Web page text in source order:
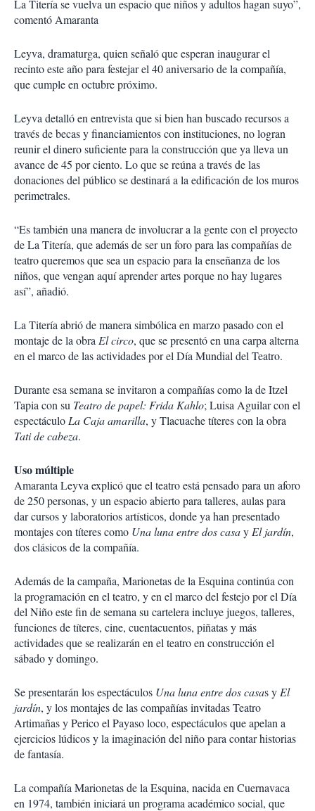
La Titería se vuelva un espacio que niños y adultos hagan suyo”,
comentó Amaranta
Leyva, dramaturga, quien señaló que esperan inaugurar el
recinto este año para festejar el 40 aniversario de la compañía,
que cumple en octubre próximo.
Leyva detalló en entrevista que si bien han buscado recursos a
través de becas y financiamientos con instituciones, no logran
reunir el dinero suficiente para la construcción que ya lleva un
avance de 45 por ciento. Lo que se reúna a través de las
donaciones del público se destinará a la edificación de los muros
perimetrales.
“Es también una manera de involucrar a la gente con el proyecto
de La Titería, que además de ser un foro para las compañías de
teatro queremos que sea un espacio para la enseñanza de los
niños, que vengan aquí aprender artes porque no hay lugares
así”, añadió.
La Titería abrió de manera simbólica en marzo pasado con el
montaje de la obraEl circo, que se presentó en una carpa alterna
en el marco de las actividades por el Día Mundial del Teatro.
Durante esa semana se invitaron a compañías como la de Itzel
Tapia con su Teatro de papel: Frida Kahlo; Luisa Aguilar con el
espectáculoLa Caja amarilla, y Tlacuache títeres con la obra
Tati de cabeza.
Uso múltiple
Amaranta Leyva explicó que el teatro está pensado para un aforo
de 250 personas, y un espacio abierto para talleres, aulas para
dar cursos y laboratorios artísticos, donde ya han presentado
montajes con títeres como Una luna entre dos casayEl jardín,
dos clásicos de la compañía.
Además de la campaña, Marionetas de la Esquina continúa con
la programación en el teatro, y en el marco del festejo por el Día
del Niño este fin de semana su cartelera incluye juegos, talleres,
funciones de títeres, cine, cuentacuentos, piñatas y más
actividades que se realizarán en el teatro en construcción el
sábado y domingo.
Se presentarán los espectáculos Una luna entre dos casas yEl
jardín, y los montajes de las compañías invitadas Teatro
Artimañas y Perico el Payaso loco, espectáculos que apelan a
ejercicios lúdicos y la imaginación del niño para contar historias
de fantasía.
La compañía Marionetas de la Esquina, nacida en Cuernavaca
en 1974, también iniciará un programa académico social, que